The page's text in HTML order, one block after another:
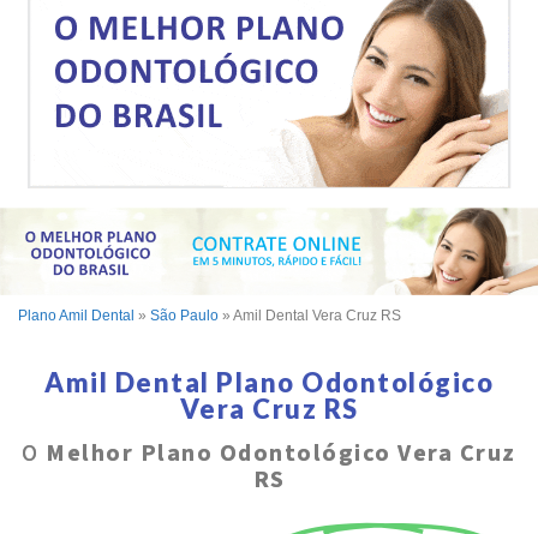
Plano Amil Dental » São Paulo » Amil Dental Vera Cruz RS
Amil Dental Plano Odontológico
Vera Cruz RS
O Melhor Plano Odontológico Vera Cruz
RS